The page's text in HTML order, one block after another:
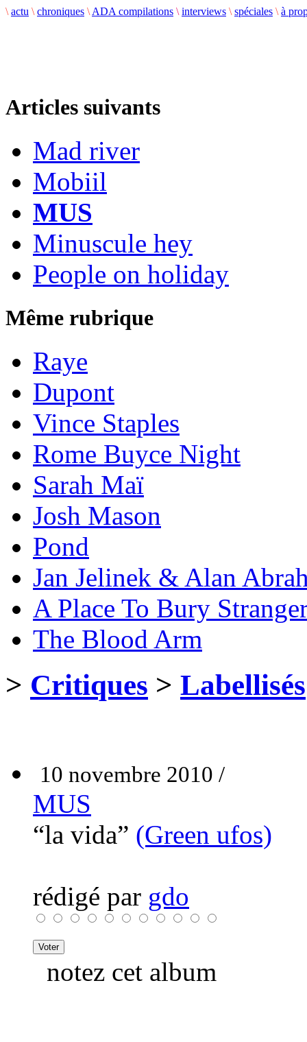
\ actu \ chroniques \ ADA compilations \ interviews \ spéciales \ à
Articles suivants
Mad river
Mobiil
MUS
Minuscule hey
People on holiday
Même rubrique
Raye
Dupont
Vince Staples
Rome Buyce Night
Sarah Maï
Josh Mason
Pond
Jan Jelinek & Alan
A Place To Bury
The Blood Arm
> Critiques > Labellisés
10 novembre 2010 /
MUS
“la vida” (Green ufos)
rédigé par gdo
notez cet album